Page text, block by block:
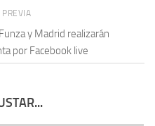
PREVIA
y Madrid realizarán
por Facebook live